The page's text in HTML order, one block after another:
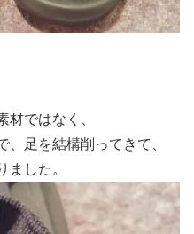
材ではなく、
足を結構削ってきて、
ました。